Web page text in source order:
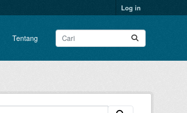
Log in
Tentang